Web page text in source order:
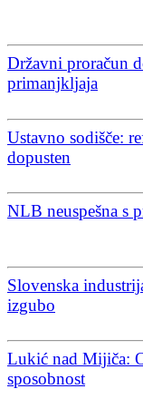
Državni proračun
primanjkljaja
Ustavno sodišče:
dopusten
NLB neuspešna s
Slovenska
izgubo
Lukić nad Mijiča:
sposobnost